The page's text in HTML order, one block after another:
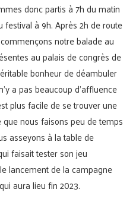
donc partis à 7h du matin
festival à 9h. Après 2h de route
notre balade au
au palais de congrès de
bonheur de déambuler
a pas beaucoup d’affluence
plus facile de se trouver une
que nous faisons peu de temps
asseyons à la table de
faisait tester son jeu
lancement de la campagne
aura lieu fin 2023.